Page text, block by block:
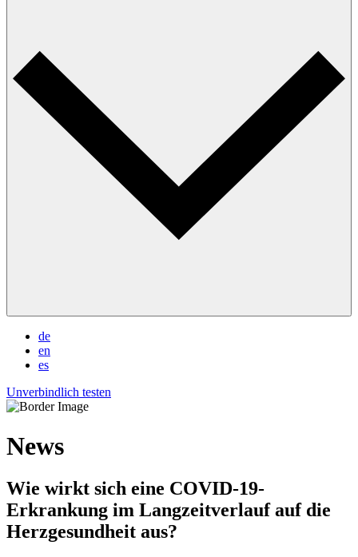
de
en
es
Unverbindlich testen
News
Wie wirkt sich eine COVID-19-
Erkrankung im Langzeitverlauf auf die
Herzgesundheit aus?